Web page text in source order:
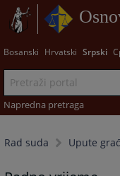
Bosanski Hrvatski Srpski
Napredna pretraga
Rad suda Upute